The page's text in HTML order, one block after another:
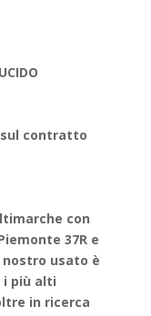
sul contratto
con
37R e
nostro usato è
i più alti
in ricerca